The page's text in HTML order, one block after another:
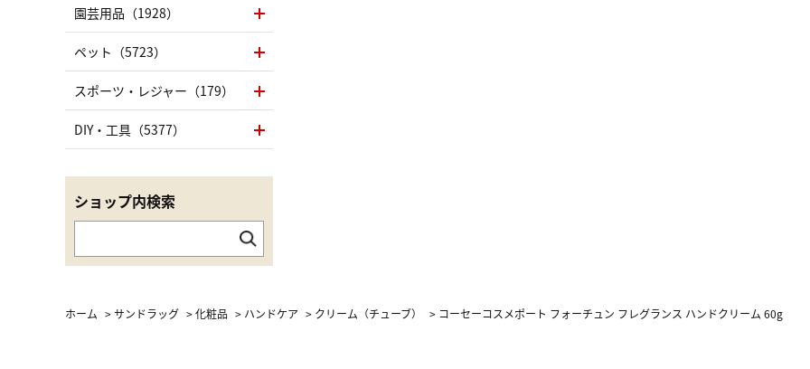
園芸用品（1928）
ペット（5723）
スポーツ・レジャー（179）
DIY・工具（5377）
ショップ内検索
ホーム >サンドラッグ >化粧品 > ハンドケア > クリーム（チューブ） > コーセーコスメポート フォーチュン フレグランス ハンドクリーム 60g